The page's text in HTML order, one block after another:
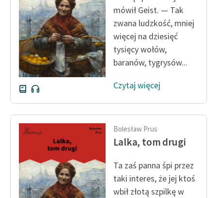
Zasady wykorzystania
Wolnych Lektur
Logotypy
Materiały promocyjne
Polityka prywatności
Dane fundacji i
sprawozdania finansowe
Regulamin darowizn
Informacja o treściach
wrażliwych
mówił Geist. — Tak
zwana ludzkość, mniej
więcej na dziesięć
tysięcy wołów,
baranów, tygrysów...
Czytaj więcej
Bolesław Prus
Lalka, tom drugi
Ta zaś panna śpi przez
taki interes, że jej ktoś
wbił złotą szpilkę w